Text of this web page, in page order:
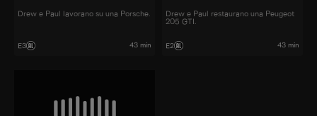
Drew e Paul lavorano su una Porsche.
E3 43 min
Drew e Paul restaurano una Peugeot
205 GTI.
E2 43 min